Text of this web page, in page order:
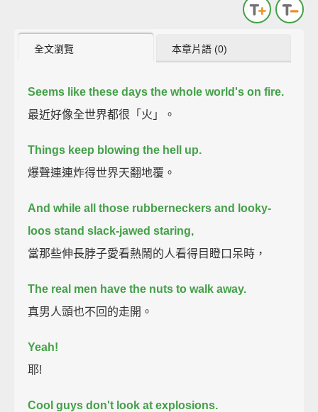
全文瀏覽 本章片語 (0)
Seems like these days the whole world's on fire.
最近好像全世界都很「火」。
Things keep blowing the hell up.
爆聲連連炸得世界天翻地覆。
And while all those rubberneckers and looky-
loos stand slack-jawed staring,
當那些伸長脖子愛看熱鬧的人看得目瞪口呆時，
The real men have the nuts to walk away.
真男人頭也不回的走開。
Yeah!
耶!
Cool guys don't look at explosions.